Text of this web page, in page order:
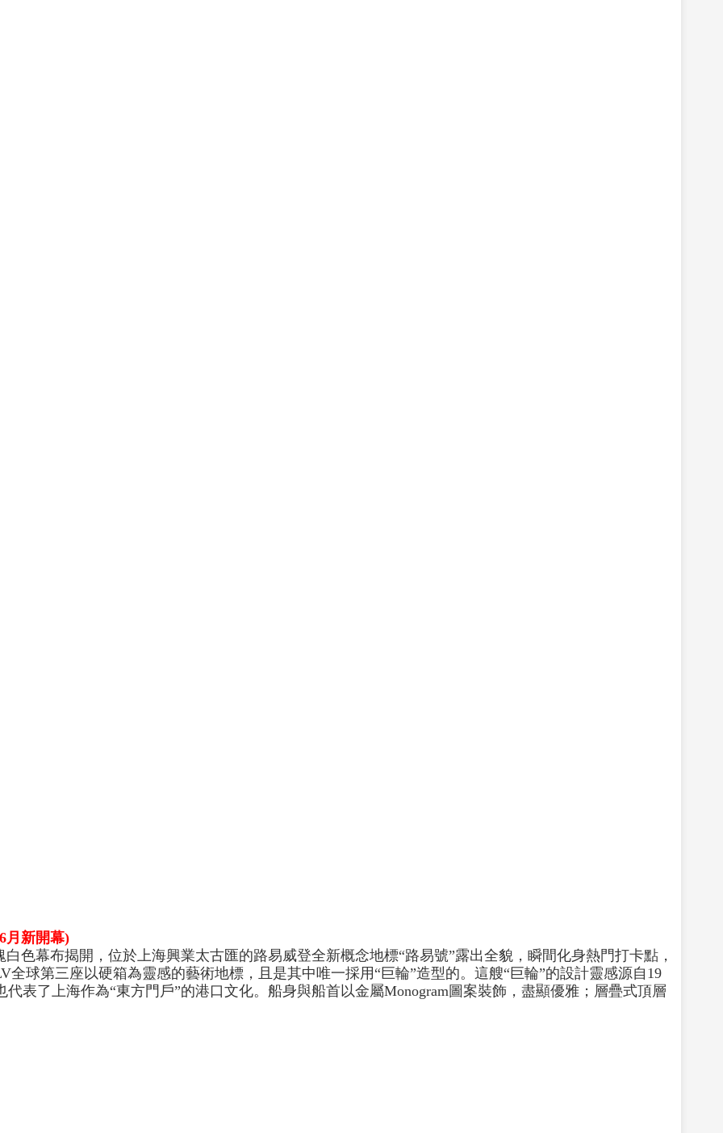
月新開幕)
色幕布揭開，位於上海興業太古匯的路易威登全新概念地標“路易號”露出全貌，瞬間化身熱門打卡點，
球第三座以硬箱為靈感的藝術地標，且是其中唯一採用“巨輪”造型的。這艘“巨輪”的設計靈感源自19
表了上海作為“東方門戶”的港口文化。船身與船首以金屬Monogram圖案裝飾，盡顯優雅；層疊式頂層